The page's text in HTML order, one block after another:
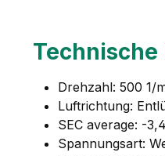
Technische
Drehzahl: 500 1/
Luftrichtung:
SEC average: -
Spannungsart: